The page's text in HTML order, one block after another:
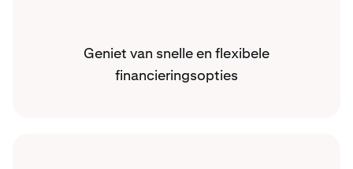
Geniet van snelle en flexibele
financieringsopties